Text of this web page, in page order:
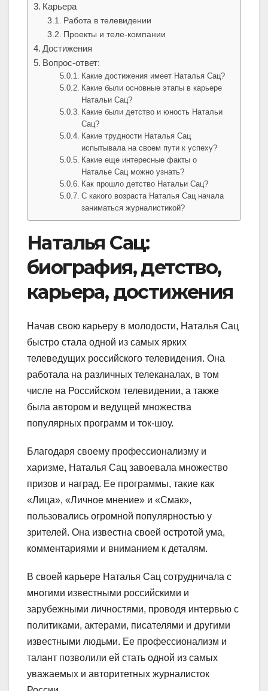
Карьера
Работа в телевидении
Проекты и теле-компании
Достижения
Вопрос-ответ:
Какие достижения имеет Наталья Сац?
Какие были основные этапы в карьере
Натальи Сац?
Какие были детство и юность Натальи
Сац?
Какие трудности Наталья Сац
испытывала на своем пути к успеху?
Какие еще интересные факты о
Наталье Сац можно узнать?
Как прошло детство Натальи Сац?
С какого возраста Наталья Сац начала
заниматься журналистикой?
Наталья Сац:
биография, детство,
карьера, достижения
Начав свою карьеру в молодости, Наталья Сац
быстро стала одной из самых ярких
телеведущих российского телевидения. Она
работала на различных телеканалах, в том
числе на Российском телевидении, а также
была автором и ведущей множества
популярных программ и ток-шоу.
Благодаря своему профессионализму и
харизме, Наталья Сац завоевала множество
призов и наград. Ее программы, такие как
«Лица», «Личное мнение» и «Смак»,
пользовались огромной популярностью у
зрителей. Она известна своей остротой ума,
комментариями и вниманием к деталям.
В своей карьере Наталья Сац сотрудничала с
многими известными российскими и
зарубежными личностями, проводя интервью с
политиками, актерами, писателями и другими
известными людьми. Ее профессионализм и
талант позволили ей стать одной из самых
уважаемых и авторитетных журналисток